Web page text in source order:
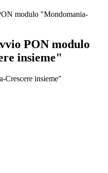
modulo "Mondomania-
PON modulo
insieme"
Crescere insieme"